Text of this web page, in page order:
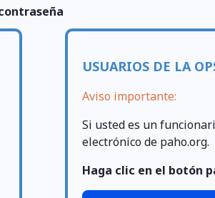
USUARIOS DE LA
Aviso importante:
Si usted es un
electrónico de paho.org.
Haga clic en el botón